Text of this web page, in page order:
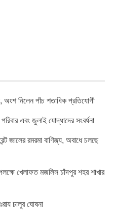
অংশ নিলেন পাঁচ শতাধিক প্রতিযোগী
এবং জুলাই যোদ্ধাদের সংবর্ধনা
জালের রমরমা বাণিজ্য, অবাধে চলছে
খেলাফত মজলিস চাঁদপুর শহর শাখার
চালুর ঘোষনা